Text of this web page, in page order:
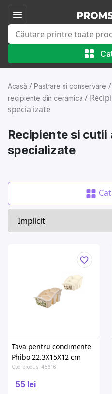
Acasă / Pastrare si conservare /
recipiente din ceramica /
specializate
Recipiente si cutii
specializate
Tava pentru condimente
Phibo 22.3X15X12 сm
Cod produs: 45616
55 lei